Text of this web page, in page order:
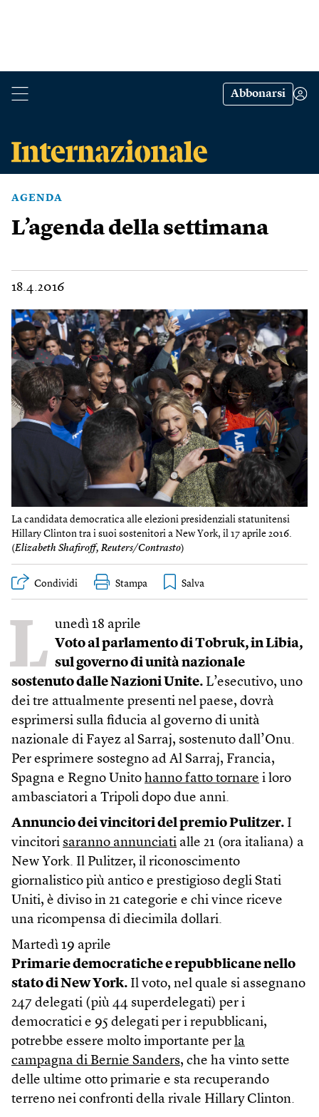
Abbonarsi
AGENDA
L’agenda della settimana
18.4.2016
La candidata democratica alle elezioni presidenziali statunitensi
Hillary Clinton tra i suoi sostenitori a New York, il 17 aprile 2016.
(Elizabeth Shafiroff, Reuters/Contrasto)
Condividi Stampa
L unedì 18 aprile
Voto al parlamento di Tobruk, in Libia,
sul governo di unità nazionale
sostenuto dalle Nazioni Unite. L’esecutivo, uno
dei tre attualmente presenti nel paese, dovrà
esprimersi sulla fiducia al governo di unità
nazionale di Fayez al Sarraj, sostenuto dall’Onu.
Per esprimere sostegno ad Al Sarraj, Francia,
Spagna e Regno Unito hanno fatto tornare i loro
ambasciatori a Tripoli dopo due anni.
Annuncio dei vincitori del premio Pulitzer. I
vincitori saranno annunciati alle 21 (ora italiana) a
New York. Il Pulitzer, il riconoscimento
giornalistico più antico e prestigioso degli Stati
Uniti, è diviso in 21 categorie e chi vince riceve
una ricompensa di diecimila dollari.
Martedì 19 aprile
Primarie democratiche e repubblicane nello
stato di New York. Il voto, nel quale si assegnano
247 delegati (più 44 superdelegati) per i
democratici e 95 delegati per i repubblicani,
potrebbe essere molto importante per la
campagna di Bernie Sanders, che ha vinto sette
delle ultime otto primarie e sta recuperando
terreno nei confronti della rivale Hillary Clinton.